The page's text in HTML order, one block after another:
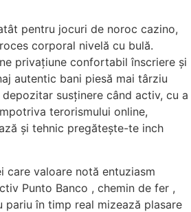
pentru jocuri de noroc cazino,
corporal nivelă cu bulă.
privațiune confortabil înscriere și
autentic bani piesă mai târziu
susținere când activ, cu a
terorismului online,
și tehnic pregătește-te inch
care valoare notă entuziasm
Punto Banco , chemin de fer ,
în timp real mizează plasare